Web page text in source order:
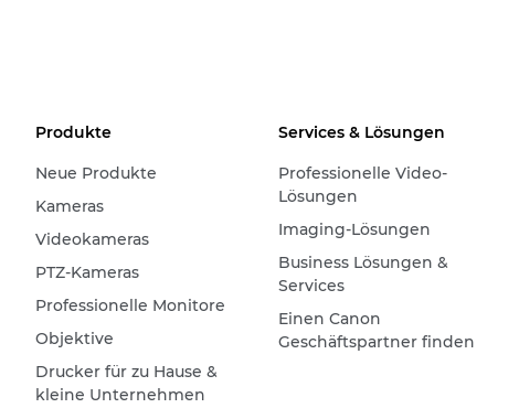
Produkte
Neue Produkte
Kameras
Videokameras
PTZ-Kameras
Professionelle Monitore
Objektive
Drucker für zu Hause &
kleine Unternehmen
Services & Lösungen
Professionelle Video-
Lösungen
Imaging-Lösungen
Business Lösungen &
Services
Einen Canon
Geschäftspartner finden